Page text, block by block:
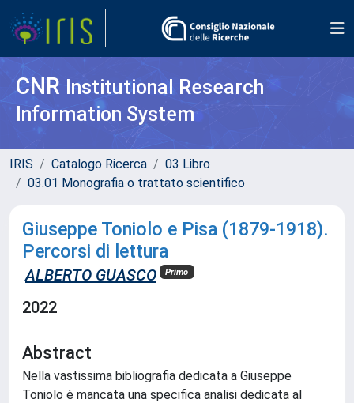
CNR Institutional Research
Information System
IRIS Catalogo Ricerca
03 Libro
03.01 Monografia o trattato scientifico
Giuseppe Toniolo e Pisa (1879-1918).
Percorsi di lettura
ALBERTO GUASCO Primo
2022
Abstract
Nella vastissima bibliografia dedicata a Giuseppe
Toniolo è mancata una specifica analisi dedicata al